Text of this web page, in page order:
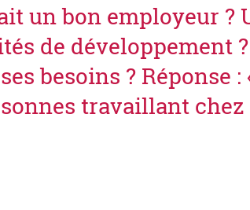
un bon employeur
de développement
besoins ? Réponse
travaillant